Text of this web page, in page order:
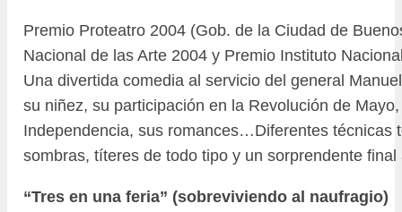
Premio Proteatro 2004 (Gob. de la Ciudad de
Nacional de las Arte 2004 y Premio Instituto
Una divertida comedia al servicio del general
su niñez, su participación en la Revolución de
Independencia, sus romances…Diferentes técnicas
sombras, títeres de todo tipo y un sorprendente
“Tres en una feria” (sobreviviendo al naufragio)